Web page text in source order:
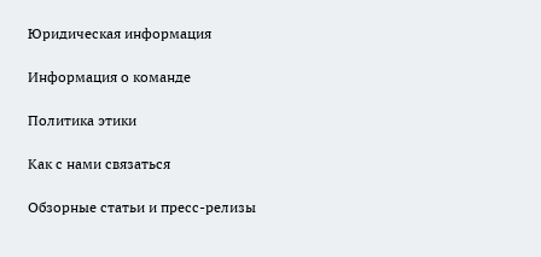
Юридическая информация
Информация о команде
Политика этики
Как с нами связаться
Обзорные статьи и пресс-релизы